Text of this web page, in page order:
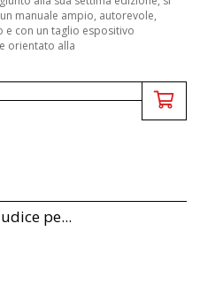
manuale ampio, autorevole,
e con un taglio espositivo
orientato alla
pe...